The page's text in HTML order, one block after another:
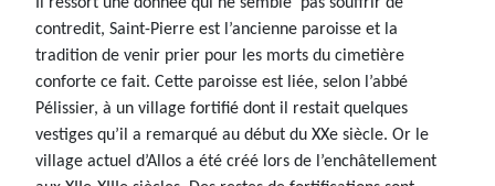
contredit, Saint-Pierre est l’ancienne paroisse et la
tradition de venir prier pour les morts du cimetière
conforte ce fait. Cette paroisse est liée, selon l’abbé
Pélissier, à un village fortifié dont il restait quelques
vestiges qu’il a remarqué au début du XXe siècle. Or le
village actuel d’Allos a été créé lors de l’enchâtellement